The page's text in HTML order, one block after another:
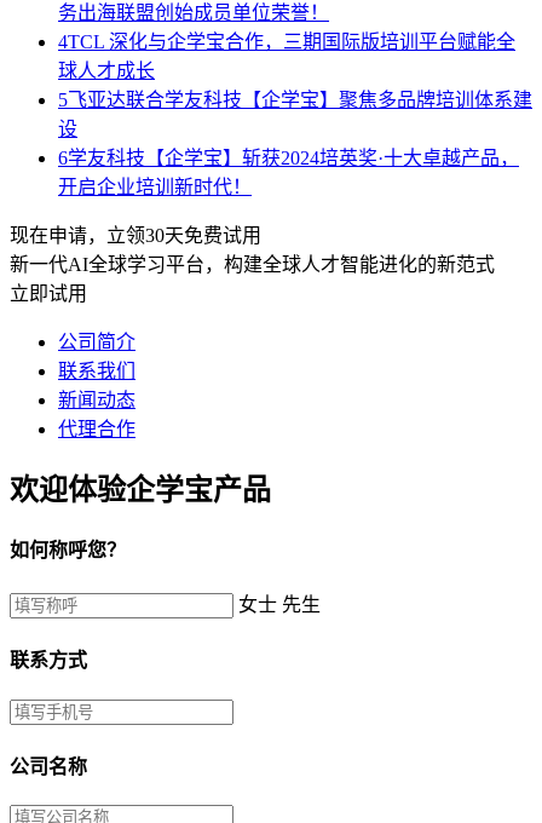
务出海联盟创始成员单位荣誉！
4TCL 深化与企学宝合作，三期国际版培训平台赋能全
球人才成长
5飞亚达联合学友科技【企学宝】聚焦多品牌培训体系建
设
6学友科技【企学宝】斩获2024培英奖·十大卓越产品，
开启企业培训新时代！
现在申请，立领30天免费试用
新一代AI全球学习平台，构建全球人才智能进化的新范式
立即试用
公司简介
联系我们
新闻动态
代理合作
欢迎体验企学宝产品
如何称呼您？
女士 先生
联系方式
公司名称